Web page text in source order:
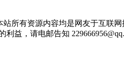
站所有资源内容均是网友于互联
利益，请电邮告知